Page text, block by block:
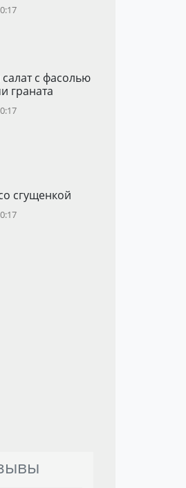
с фасолью
граната
сгущенкой